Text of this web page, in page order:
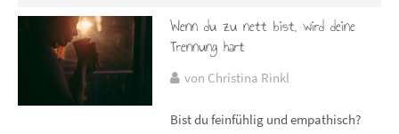
Wenn du zu nett bist, wird deine
Trennung hart
von Christina Rinkl
Bist du feinfühlig und empathisch?